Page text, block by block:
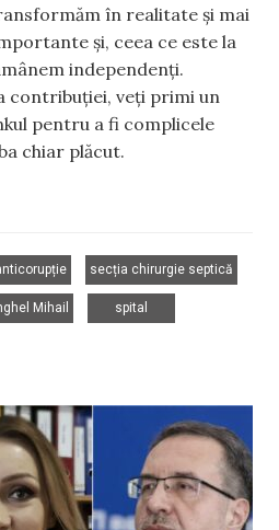
în realitate și mai
și, ceea ce este la
independenți.
contribuției, veți primi un
pentru a fi complicele
chiar plăcut.
secția chirurgie septică
Mihail
spital